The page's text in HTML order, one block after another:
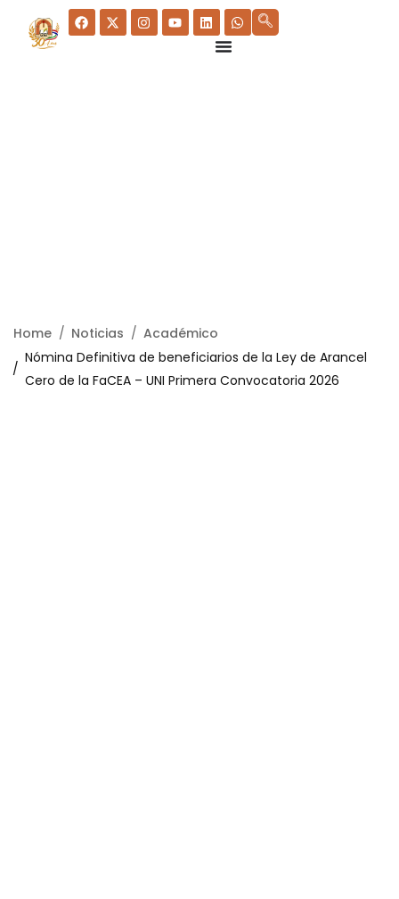
Home Noticias
Académico
Nómina Definitiva de beneficiarios de la Ley de Arancel
Cero de la FaCEA – UNI Primera Convocatoria 2026